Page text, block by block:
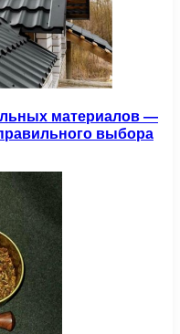
материалов —
выбора